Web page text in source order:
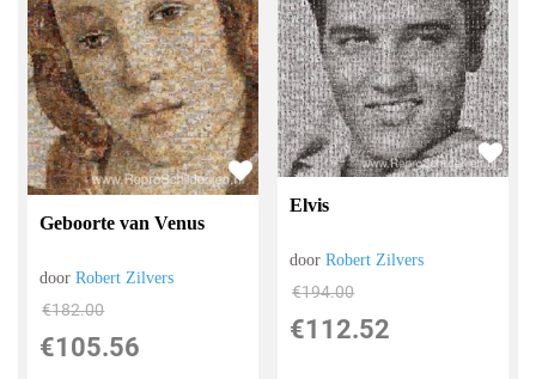
Geboorte van Venus
doorRobert Zilvers
€182.00
€105.56
Elvis
doorRobert Zilvers
€194.00
€112.52